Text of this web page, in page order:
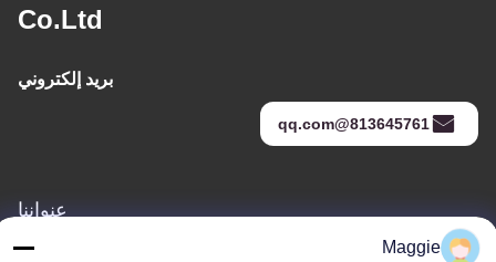
Co.Ltd
بريد إلكتروني
813645761@qq.com
عنواننا
عنوان Maggie